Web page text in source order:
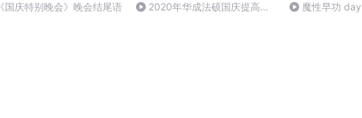
《国庆特别晚会》晚会结尾语
2020年华成法硕国庆提高班
魔性早功